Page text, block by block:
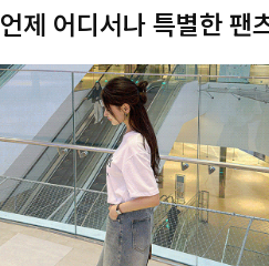
언제 어디서나 특별한 팬